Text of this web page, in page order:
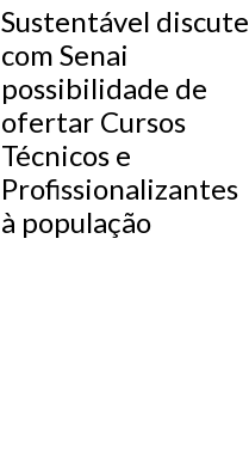
Sustentável discute
com Senai
possibilidade de
ofertar Cursos
Técnicos e
Profissionalizantes
à população